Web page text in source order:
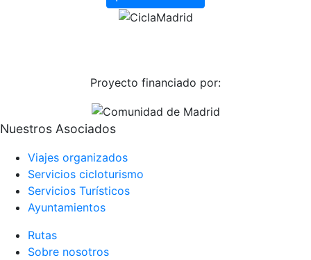
Proyecto financiado por:
Nuestros Asociados
Viajes organizados
Servicios cicloturismo
Servicios Turísticos
Ayuntamientos
Rutas
Sobre nosotros